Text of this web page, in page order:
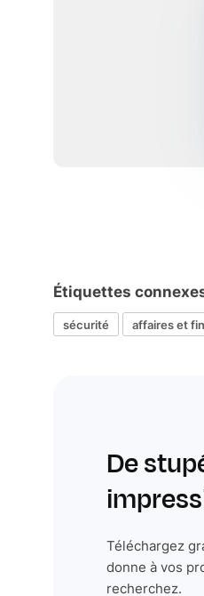
Étiquettes
sécurité affaires et
De
Téléchargez
donne à vos
recherchez.